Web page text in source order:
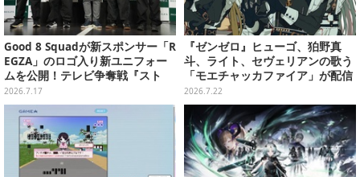
Good 8 Squadが新スポンサー「R
EGZA」のロゴ入り新ユニフォー
ムを公開！テレビ争奪戦『スト
6』マッチも大盛り上がり
2026.7.17
『ゼンゼロ』ヒューゴ、狛野真
斗、ライト、セヴェリアンの歌う
「モエチャッカファイア」が配信
決定―似合ってる…4人のメイド
服イラストもお披露目
2026.7.22